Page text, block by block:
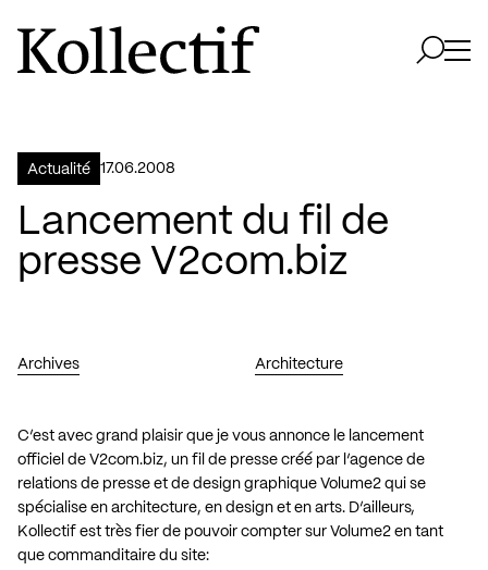
Aller à la page d'accueil
Logo Kollectif
Actualité 17.06.2008
Lancement du fil de
presse V2com.biz
Archives Architecture
C’est avec grand plaisir que je vous annonce le lancement
officiel de V2com.biz, un fil de presse créé par l’agence de
relations de presse et de design graphique Volume2 qui se
spécialise en architecture, en design et en arts. D’ailleurs,
Kollectif est très fier de pouvoir compter sur Volume2 en tant
que commanditaire du site: